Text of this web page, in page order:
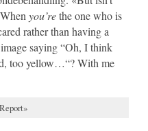
you’rethe one who is
rather than having a
saying “Oh, I think
too yellow…“? With me